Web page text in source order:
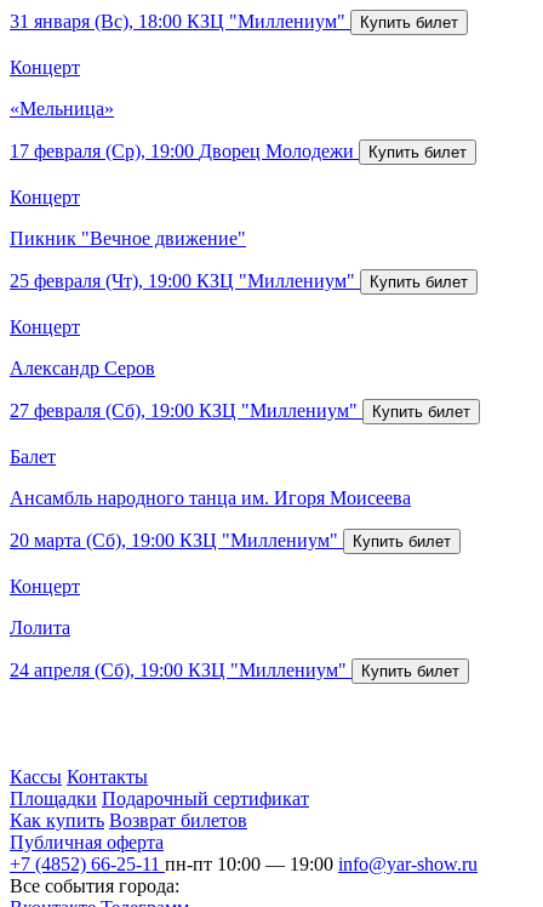
31 января (Вс), 18:00 КЗЦ "Миллениум"
Концерт
«Мельница»
17 февраля (Ср), 19:00 Дворец Молодежи
Концерт
Пикник "Вечное движение"
25 февраля (Чт), 19:00 КЗЦ "Миллениум"
Концерт
Александр Серов
27 февраля (Сб), 19:00 КЗЦ "Миллениум"
Балет
Ансамбль народного танца им. Игоря Моисеева
20 марта (Сб), 19:00 КЗЦ "Миллениум"
Концерт
Лолита
24 апреля (Сб), 19:00 КЗЦ "Миллениум"
Кассы Контакты
Площадки Подарочный сертификат
Как купить Возврат билетов
Публичная оферта
+7 (4852) 66-25-11 пн-пт 10:00 — 19:00 info@yar-show.ru
Все события города: